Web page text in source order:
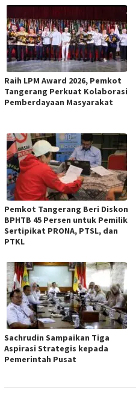
Raih LPM Award 2026, Pemkot
Tangerang Perkuat Kolaborasi
Pemberdayaan Masyarakat
Pemkot Tangerang Beri Diskon
BPHTB 45 Persen untuk Pemilik
Sertipikat PRONA, PTSL, dan
PTKL
Sachrudin Sampaikan Tiga
Aspirasi Strategis kepada
Pemerintah Pusat